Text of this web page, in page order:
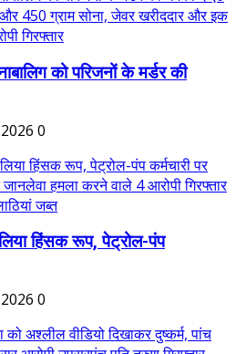
को परिजनों के मर्डर की
0
हिंसक रूप, पेट्रोल-पंप
0